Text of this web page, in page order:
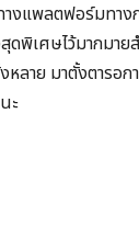
างแพลตฟอร์มทา
ดพิเศษไว้มากมา
ลาย มาตั้งตารอ
ะ